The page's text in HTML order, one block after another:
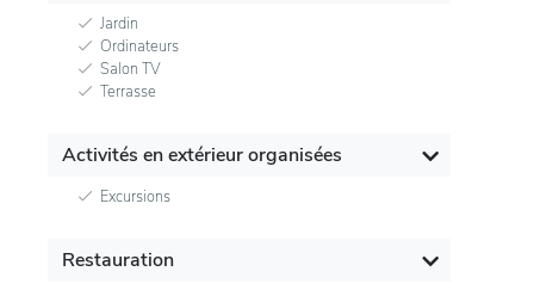
Jardin
Ordinateurs
Salon TV
Terrasse
Activités en extérieur organisées
Excursions
Restauration